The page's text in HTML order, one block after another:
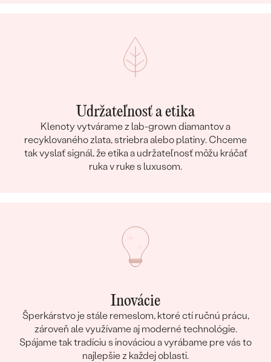
Udržateľnosť a etika
Klenoty vytvárame z lab-grown diamantov a
recyklovaného zlata, striebra alebo platiny. Chceme
tak vyslať signál, že etika a udržateľnosť môžu kráčať
ruka v ruke s luxusom.
Inovácie
Šperkárstvo je stále remeslom, ktoré ctí ručnú prácu,
zároveň ale využívame aj moderné technológie.
Spájame tak tradíciu s inováciou a vyrábame pre vás to
najlepšie z každej oblasti.